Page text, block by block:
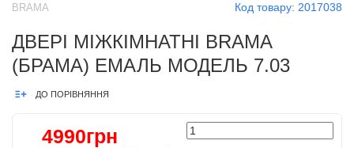
Код товару: 2017038
BRAMA
ДВЕРІ МІЖКІМНАТНІ BRAMA
(БРАМА) ЕМАЛЬ МОДЕЛЬ 7.03
ДО ПОРІВНЯННЯ
4990грн